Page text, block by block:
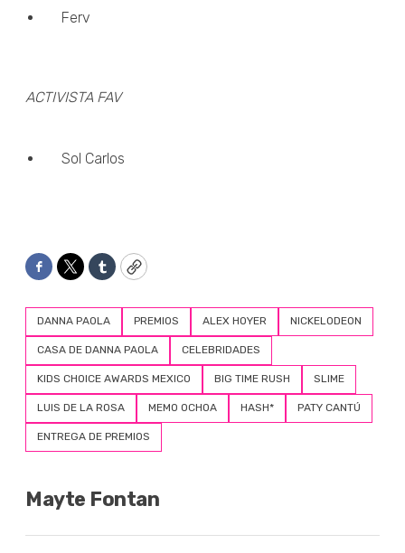
Ferv
ACTIVISTA FAV
Sol Carlos
Facebook
TwitterTumblrCopy
DANNA PAOLA PREMIOS ALEX HOYER NICKELODEON
CASA DE DANNA PAOLA CELEBRIDADES
KIDS CHOICE AWARDS MEXICO BIG TIME RUSH SLIME
LUIS DE LA ROSA MEMO OCHOA HASH* PATY CANTÚ
ENTREGA DE PREMIOS
Mayte Fontan